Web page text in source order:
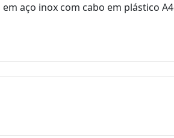
aço inox com cabo em plástico